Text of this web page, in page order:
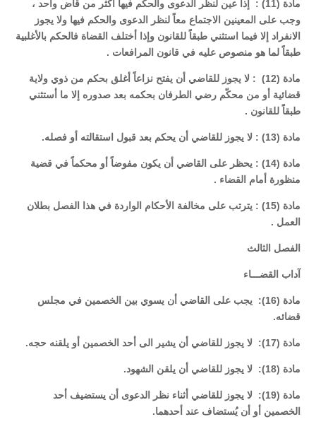
مادة (11) : إذا عين لنظر الدعوى والحكم فيها أكثر من قاض واحد ،
وجب على المعينين الاجتماع معاً لنظر الدعوى والحكم فيها ولا يجوز
الانفراد إلا فيما استثني طبقاً للقانون وإذا أختلف القضاة فالحكم بالأغلبية
طبقاً لما هو منصوص عليه في قانون المرافعات .
مادة (12) : لا يجوز للقاضي أن يفتح نزاعاً أغلق بحكم من ذوي ولاية
قضائية أو من محكّم رضي الطرفان بحكمه بعد صدوره إلا ما أستثني
طبقاً للقانون .
مادة (13) : لا يجوز للقاضي أن يحكم بعد قبول استقالته أو فصله.
مادة (14) : يحظر على القاضي أن يكون مفوضاً أو محكماً في قضية
منظورة أمام القضاء .
مادة (15) : يترتب على مخالفة الأحكام الواردة في هذا الفصل بطلان
العمل .
الفصل الثالث
آداب القضـــاء
مادة (16): يجب على القاضي أن يسوي بين الخصمين في مجلس
قضائه.
مادة (17): لا يجوز للقاضي أن يشير الى أحد الخصمين أو يلقنه حجه.
مادة (18): لا يجوز للقاضي أن يلقن الشهود.
مادة (19): لا يجوز للقاضي أثناء نظر الدعوى أن يستضيف أحد
الخصمين أو أن يُستضاف عند أحدهما.